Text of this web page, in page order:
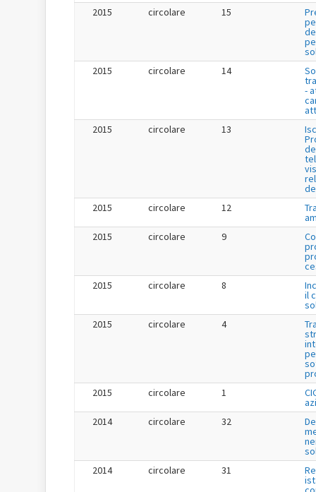
2015
circolare 15
2015
circolare 14
-
2015
circolare 13
2015
circolare 12
2015
circolare 9
2015
circolare 8
il
2015
circolare 4
2015
circolare 1
2014
circolare 32
2014
circolare 31